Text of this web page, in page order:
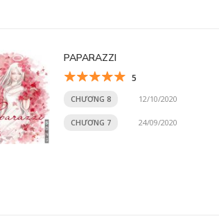
PAPARAZZI
5
CHƯƠNG 8 12/10/2020
CHƯƠNG 7 24/09/2020